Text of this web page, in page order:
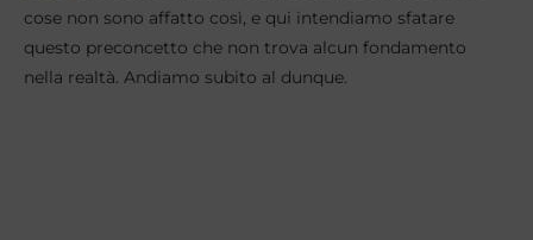
cose non sono affatto così, e qui intendiamo sfatare
questo preconcetto che non trova alcun fondamento
nella realtà. Andiamo subito al dunque.